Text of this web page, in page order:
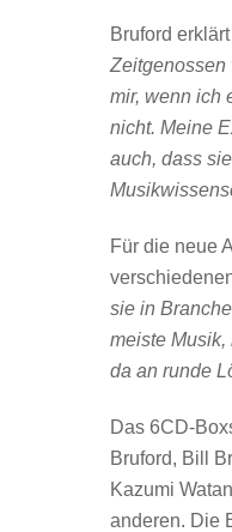
Bruford
Zeitgenossen
mir, wenn ich
nicht. Meine
auch, dass
Für die neue
sie in
meiste
da an runde
Das 6CD-
Bruford, Bill
Kazumi
anderen. Die